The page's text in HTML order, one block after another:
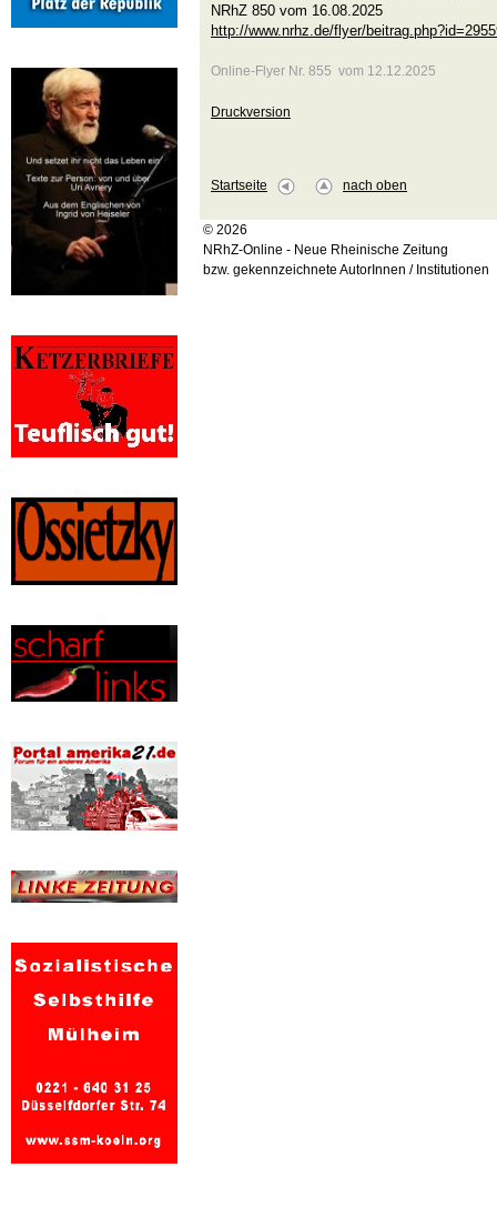
NRhZ 850 vom 16.08.2025
http://www.nrhz.de/flyer/
Online-Flyer Nr. 855 vom 12.12.2025
Druckversion
Startseite nach oben
© 2026
NRhZ-Online - Neue Rheinische Zeitung
bzw. gekennzeichnete AutorInnen / Institutionen